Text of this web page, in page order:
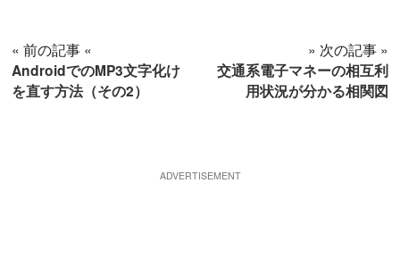
« 前の記事 «
AndroidでのMP3文字化け
を直す方法（その2）
» 次の記事 »
交通系電子マネーの相互利
用状況が分かる相関図